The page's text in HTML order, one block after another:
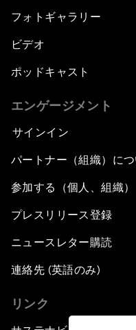
フォトギャラリー
ビデオ
ポッドキャスト
エンゲージメント
サインイン
パートナー（組織）に
参加する（個人、組織）
プレスリリース登録
ニュースレター購読
連絡先 (英語のみ)
リンク